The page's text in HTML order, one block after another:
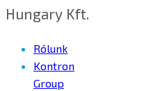
Hungary Kft.
Rólunk
Kontron
Group